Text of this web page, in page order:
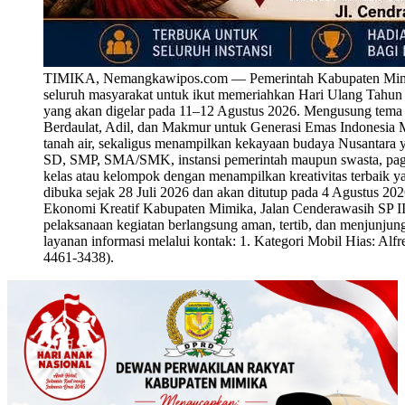
TIMIKA, Nemangkawipos.com — Pemerintah Kabupaten
seluruh masyarakat untuk ikut memeriahkan Hari Ulang
yang akan digelar pada 11–12 Agustus 2026. Mengusung
Berdaulat, Adil, dan Makmur untuk Generasi Emas Indonesia
tanah air, sekaligus menampilkan kekayaan budaya
SD, SMP, SMA/SMK, instansi pemerintah maupun swasta,
kelas atau kelompok dengan menampilkan kreativitas terbaik
dibuka sejak 28 Juli 2026 dan akan ditutup pada 4 Agustus
Ekonomi Kreatif Kabupaten Mimika, Jalan Cenderawasih SP
pelaksanaan kegiatan berlangsung aman, tertib, dan
layanan informasi melalui kontak: 1. Kategori Mobil Hias:
4461-3438).